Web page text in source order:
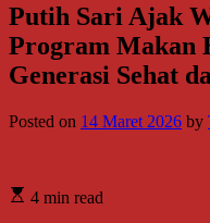
Putih Sari Ajak
Program Makan
Generasi Sehat
Posted on 14 Maret 2026 by
4 min read